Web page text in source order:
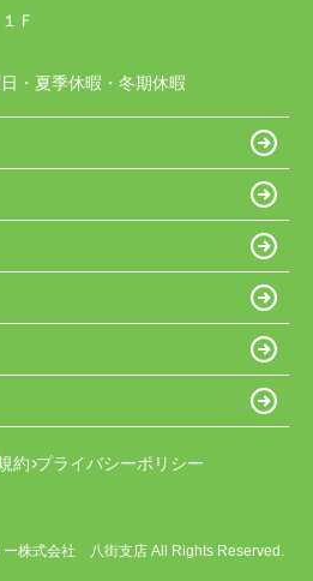
Ｆ
・夏季休暇・冬期休暇
約 プライバシーポリシー
ー株式会社 八街支店 All Rights Reserved.